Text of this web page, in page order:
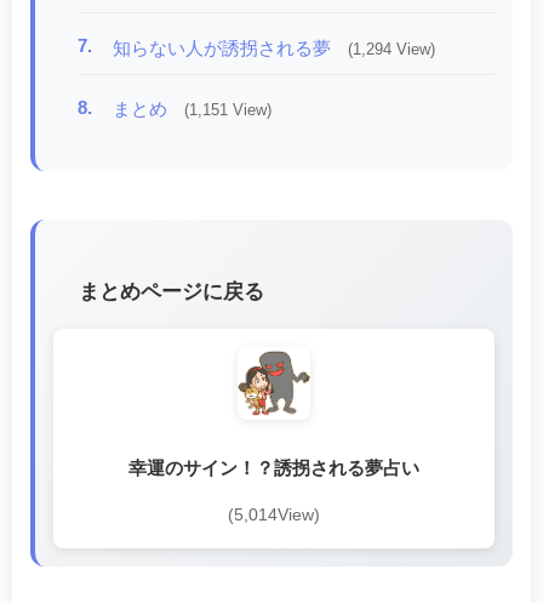
7. 知らない人が誘拐される夢 (1,294 View)
8. まとめ (1,151 View)
まとめページに戻る
幸運のサイン！？誘拐される夢占い
(5,014View)